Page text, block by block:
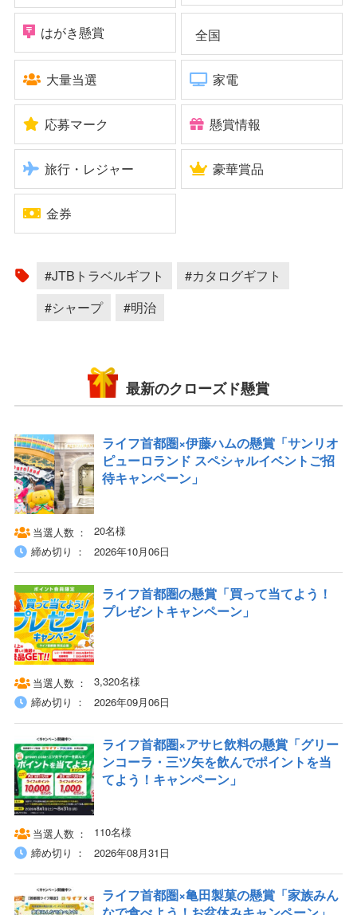
はがき懸賞 全国
大量当選 家電
応募マーク 懸賞情報
旅行・レジャー 豪華賞品
金券
#JTBトラベルギフト
#カタログギフト
#シャープ
#明治
最新のクローズド懸賞
ライフ首都圏×伊藤ハムの懸賞「サンリオ
ピューロランド スペシャルイベントご招
待キャンペーン」
当選人数
20名様
締め切り
2026年10月06日
ライフ首都圏の懸賞「買って当てよう！
プレゼントキャンペーン」
当選人数
3,320名様
締め切り
2026年09月06日
ライフ首都圏×アサヒ飲料の懸賞「グリー
ンコーラ・三ツ矢を飲んでポイントを当
てよう！キャンペーン」
当選人数
110名様
締め切り
2026年08月31日
ライフ首都圏×亀田製菓の懸賞「家族みん